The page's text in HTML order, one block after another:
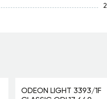
2
ODEON LIGHT 3393/1F